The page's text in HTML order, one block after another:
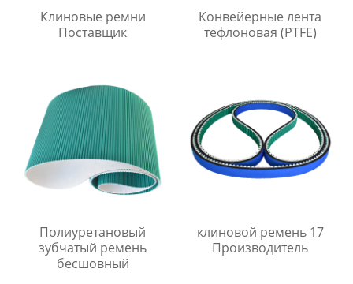
Клиновые ремни
Поставщик
Конвейерные лента
тефлоновая (PTFE)
Полиуретановый
зубчатый ремень
бесшовный
клиновой ремень 17
Производитель